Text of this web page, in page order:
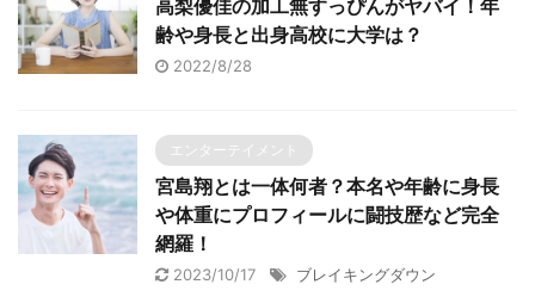
高梨優佳の加工無すっぴんがヤバイ！年
齢や身長と出身高校に大学は？
2022/8/28
エンターテイメント
宮島翔とは一体何者？本名や年齢に身長
や体重にプロフィールに闘技歴など完全
網羅！
2023/10/17 ブレイキングダウン